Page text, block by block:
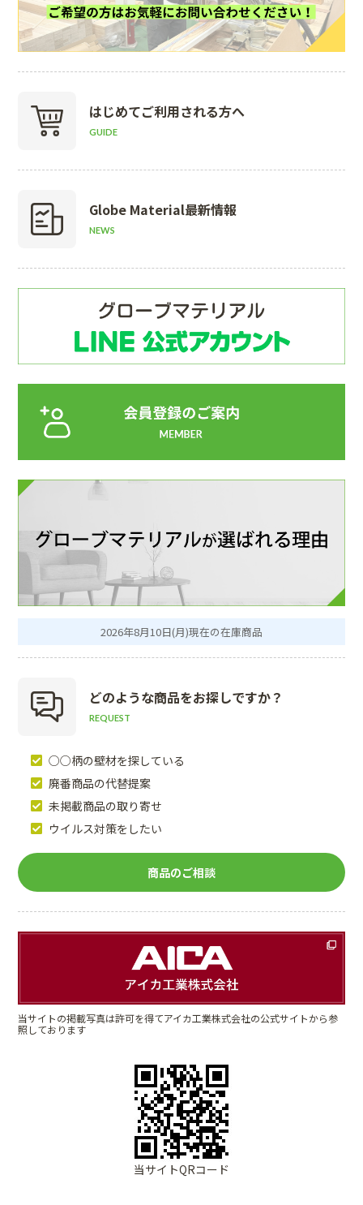
はじめてご利用される方へ
GUIDE
Globe Material最新情報
NEWS
2026年8月10日(月)現在の在庫商品
どのような商品をお探しですか？
REQUEST
○○柄の壁材を探している
廃番商品の代替提案
未掲載商品の取り寄せ
ウイルス対策をしたい
商品のご相談
当サイトの掲載写真は許可を得てアイカ工業株式会社の公式サイトから参
照しております
当サイトQRコード